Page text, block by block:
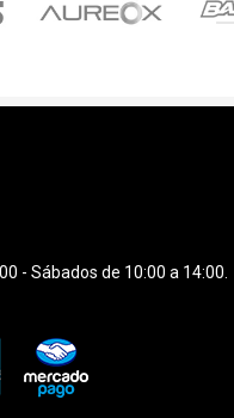
- Sábados de 10:00 a 14:00.